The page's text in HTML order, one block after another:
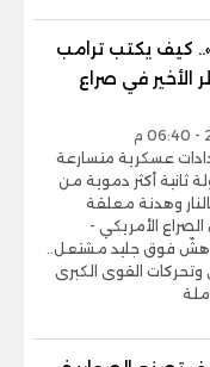
كيف يكتب ترامب
في صراع
عسكرية متسارعة
ثانية أكثر دموية من
وهدنة معلقة
الأمريكي -
هشّ فوق جليد مشتعل..
القوى الكبرى